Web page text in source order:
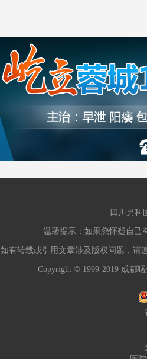
四川男科
温馨提示：如果您怀疑自己
如有转载或引用文章涉及版权问题，请
Copyright © 1999-2019 成都